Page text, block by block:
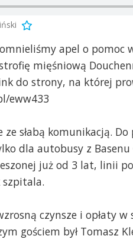
apel o
mięśniową
do strony, na której
eww433
słabą komunikacją.
dla autobusy z Basenu
już od 3 lat, linii
szpitala.
czynsze i opłaty w
gościem był Tomasz